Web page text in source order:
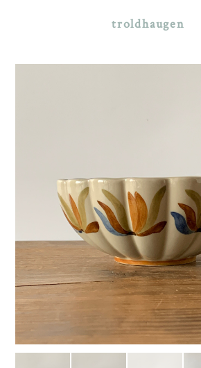
troldhaugen